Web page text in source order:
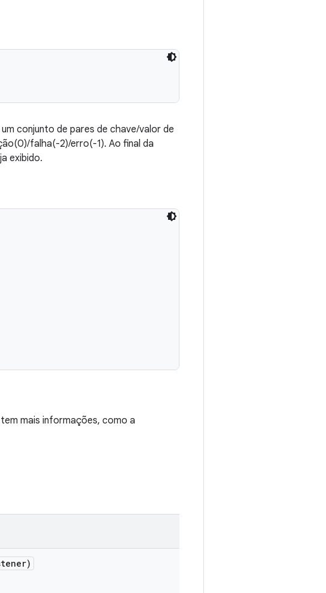
conjunto de pares de chave/valor de
falha(-2)/erro(-1). Ao final da
exibido.
mais informações, como a